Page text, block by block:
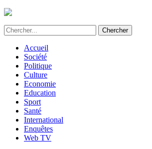
Accueil
Société
Politique
Culture
Economie
Education
Sport
Santé
International
Enquêtes
Web TV